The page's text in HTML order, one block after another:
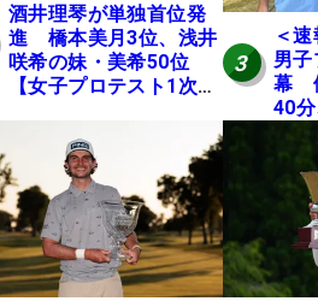
酒井理琴が単独首位発
進 橋本美月3位、浅井
咲希の妹・美希50位
【女子プロテスト1次予
3
＜
男子
幕
40
佳
ィ